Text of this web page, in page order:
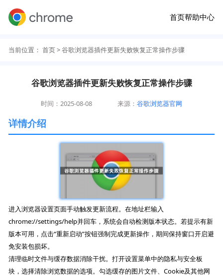
首页帮助中心
当前位置： 首页> 谷歌浏览器插件更新失败恢复正常操作步骤
谷歌浏览器插件更新失败恢复正常操作步骤
时间：2025-08-08 来源：谷歌浏览器官网
详情介绍
进入浏览器设置页面手动触发更新流程。在地址栏输入
chrome://settings/help并回车，系统会自动检测版本状态。若提示有新
版本可用，点击“重新启动”按钮强制完成更新操作，期间保持窗口开启避
免安装包损坏。
清理临时文件与缓存数据消除干扰。打开设置菜单中的隐私与安全板
块，选择清除浏览数据的选项。勾选缓存的图片文件、Cookie及其他网